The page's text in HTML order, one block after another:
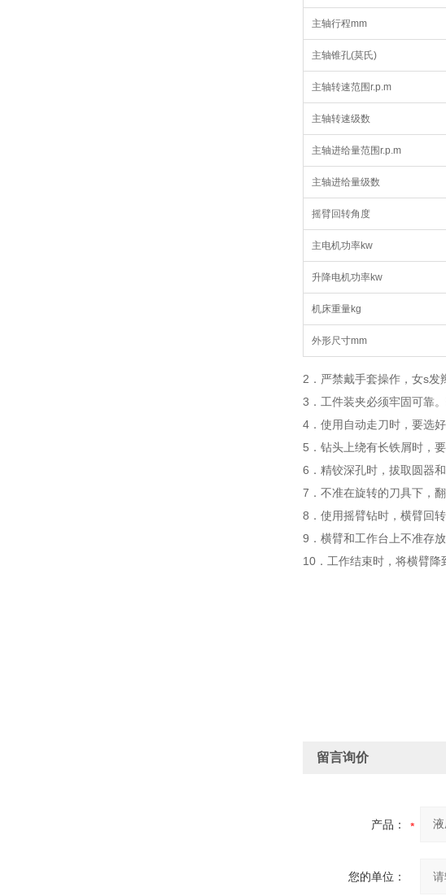
主轴行程mm
主轴锥孔(莫氏)
主轴转速范围r.p.m
主轴转速级数
主轴进给量范围r.p.m
主轴进给量级数
摇臂回转角度
主电机功率kw
升降电机功率kw
机床重量kg
外形尺寸mm
2．严禁戴手套操作，女s发
3．工件装夹必须牢固可靠
4．使用自动走刀时，要选
5．钻头上绕有长铁屑时，
6．精铰深孔时，拔取圆器
7．不准在旋转的刀具下，
8．使用摇臂钻时，横臂回
9．横臂和工作台上不准存
10．工作结束时，将横臂降
留言询价
产品：
您的单位：